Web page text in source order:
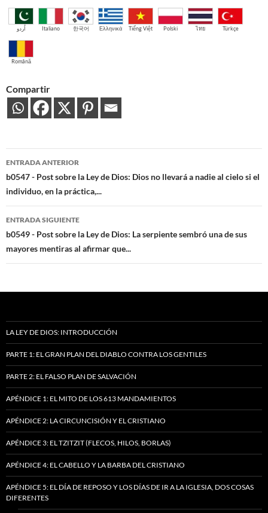
اُردو Italiano 한국어 Ελληνικά Tiếng Việt Polski ไทย Türkçe
Română
Compartir
Navegación
de
entradas
ENTRADA ANTERIOR
b0547 - Post sobre la Ley de Dios: Dios no llevará a nadie al cielo si el
individuo, en la práctica,...
ENTRADA SIGUIENTE
b0549 - Post sobre la Ley de Dios: La serpiente sembró una de sus
mayores mentiras al afirmar que...
LA LEY DE DIOS: INTRODUCCIÓN
PARTE 1: EL GRAN PLAN DEL DIABLO CONTRA LOS GENTILES
PARTE 2: EL FALSO PLAN DE SALVACIÓN
APÉNDICE 1: EL MITO DE LOS 613 MANDAMIENTOS
APÉNDICE 2: LA CIRCUNCISIÓN Y EL CRISTIANO
APÉNDICE 3: EL TZITZIT (FLECOS, HILOS, BORLAS)
APÉNDICE 4: EL CABELLO Y LA BARBA DEL CRISTIANO
APÉNDICE 5: EL DÍA DE REPOSO Y LOS DÍAS DE IR A LA IGLESIA, DOS COSAS
DIFERENTES